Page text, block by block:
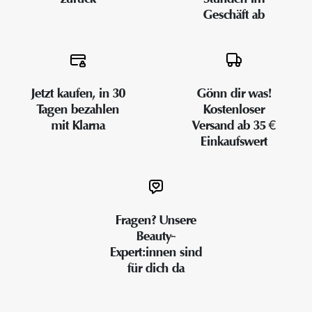
Geschäft ab
Jetzt kaufen, in 30
Tagen bezahlen
mit Klarna
Gönn dir was!
Kostenloser
Versand ab 35 €
Einkaufswert
Fragen? Unsere
Beauty-
Expert:innen sind
für dich da